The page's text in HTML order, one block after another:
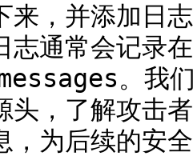
来，并添加日
志通常会记录
。我
头，了解攻击
，为后续的安